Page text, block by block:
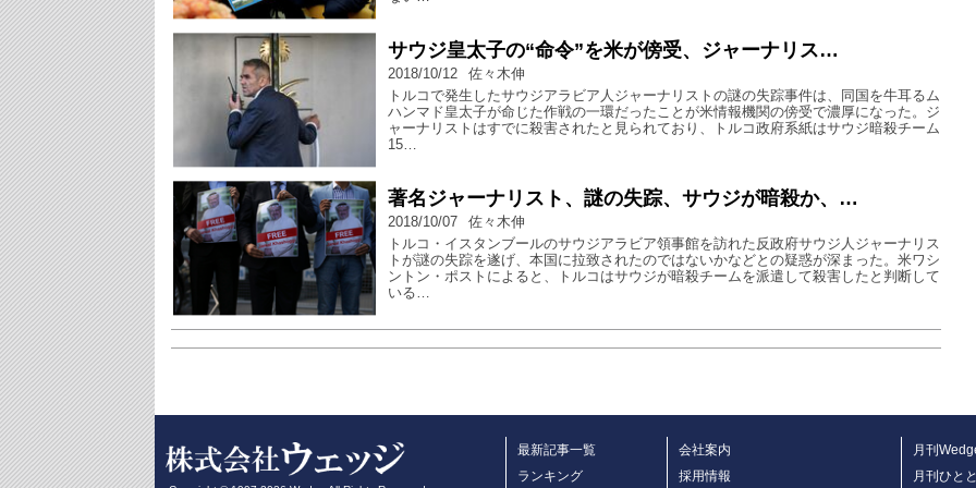
サウジ皇太子の“命令”を米が傍受、ジャーナリス…
2018/10/12
佐々木伸
トルコで発生したサウジアラビア人ジャーナリストの謎の失踪事件は、同国を牛耳るム
ハンマド皇太子が命じた作戦の一環だったことが米情報機関の傍受で濃厚になった。ジ
ャーナリストはすでに殺害されたと見られており、トルコ政府系紙はサウジ暗殺チーム
15…
著名ジャーナリスト、謎の失踪、サウジが暗殺か、…
2018/10/07
佐々木伸
トルコ・イスタンブールのサウジアラビア領事館を訪れた反政府サウジ人ジャーナリス
トが謎の失踪を遂げ、本国に拉致されたのではないかなどとの疑惑が深まった。米ワシ
ントン・ポストによると、トルコはサウジが暗殺チームを派遣して殺害したと判断して
いる…
最新記事一覧
ランキング
会社案内
採用情報
月刊
月刊ひと